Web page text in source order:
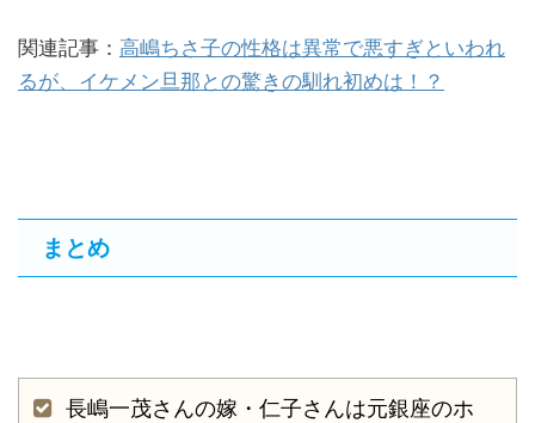
関連記事： 高嶋ちさ子の性格は異常で悪すぎといわれ
るが、イケメン旦那との驚きの馴れ初めは！？
まとめ
長嶋一茂さんの嫁・仁子さんは元銀座のホ